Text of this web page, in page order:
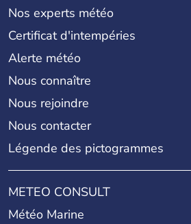
Nos experts météo
Certificat d'intempéries
Alerte météo
Nous connaître
Nous rejoindre
Nous contacter
Légende des pictogrammes
METEO CONSULT
Météo Marine